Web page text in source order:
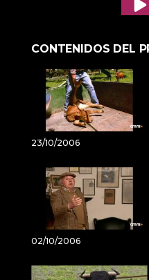
CONTENIDOS DEL
23/10/2006
02/10/2006